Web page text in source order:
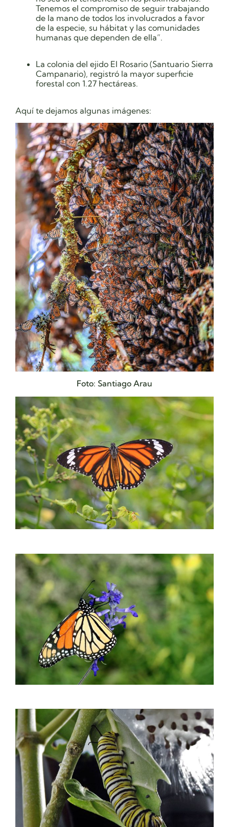
Tenemos el compromiso de seguir trabajando
de la mano de todos los involucrados a favor
de la especie, su hábitat y las comunidades
humanas que dependen de ella”.
La colonia del ejido El Rosario (Santuario Sierra
Campanario), registró la mayor superficie
forestal con 1.27 hectáreas.
Aquí te dejamos algunas imágenes:
Foto: Santiago Arau